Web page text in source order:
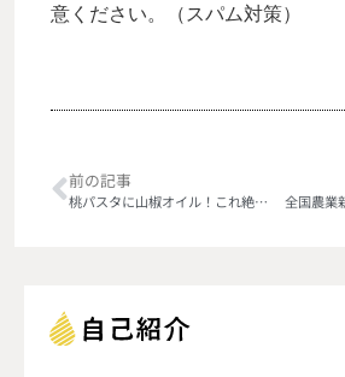
意ください。（スパム対策）
前の記事
桃パスタに山椒オイル！これ絶品。 全国農業